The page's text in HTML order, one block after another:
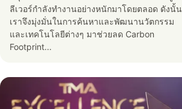
ลีเวอร์กำลังทำงานอย่างหนักมาโดยตลอด ดังนั้น
เราจึงมุ่งมั่นในการค้นหาและพัฒนานวัตกรรม
และเทคโนโลยีต่างๆ มาช่วยลด Carbon
Footprint...